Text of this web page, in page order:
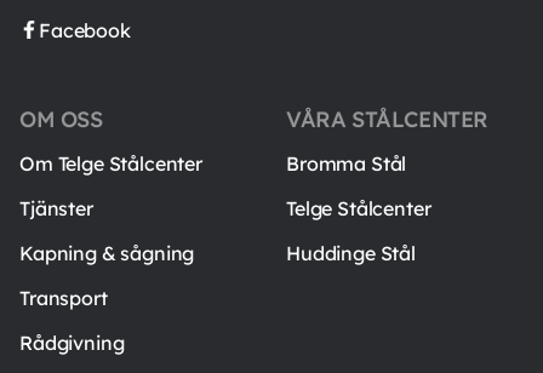
Facebook
VÅRA STÅLCENTER
Bromma Stål
Telge Stålcenter
Huddinge Stål
OM OSS
Om Telge Stålcenter
Tjänster
Kapning & sågning
Transport
Rådgivning